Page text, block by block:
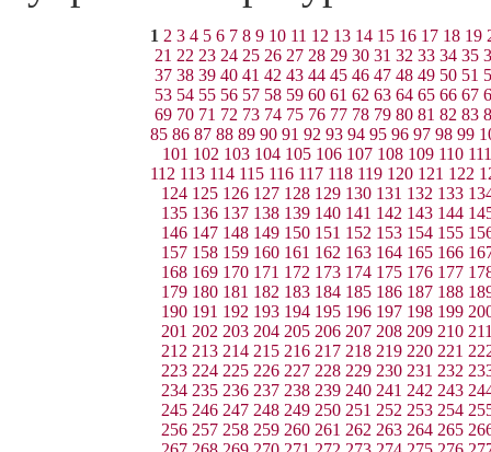
1 2 3 4 5 6 7 8 9 10 11 12 13 14 15 16 17 18 19
21 22 23 24 25 26 27 28 29 30 31 32 33 34 35
37 38 39 40 41 42 43 44 45 46 47 48 49 50 51
53 54 55 56 57 58 59 60 61 62 63 64 65 66 67
69 70 71 72 73 74 75 76 77 78 79 80 81 82 83
85 86 87 88 89 90 91 92 93 94 95 96 97 98 99
101 102 103 104 105 106 107 108 109 110 111
112 113 114 115 116 117 118 119 120 121 122
124 125 126 127 128 129 130 131 132 133
135 136 137 138 139 140 141 142 143 144
146 147 148 149 150 151 152 153 154 155
157 158 159 160 161 162 163 164 165 166
168 169 170 171 172 173 174 175 176 177
179 180 181 182 183 184 185 186 187 188
190 191 192 193 194 195 196 197 198 199
201 202 203 204 205 206 207 208 209 210
212 213 214 215 216 217 218 219 220 221
223 224 225 226 227 228 229 230 231 232
234 235 236 237 238 239 240 241 242 243
245 246 247 248 249 250 251 252 253 254
256 257 258 259 260 261 262 263 264 265